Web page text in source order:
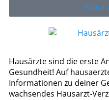
Hausärzte sind die erste
Gesundheit! Auf
Informationen zu deiner
wachsendes Hausarzt-